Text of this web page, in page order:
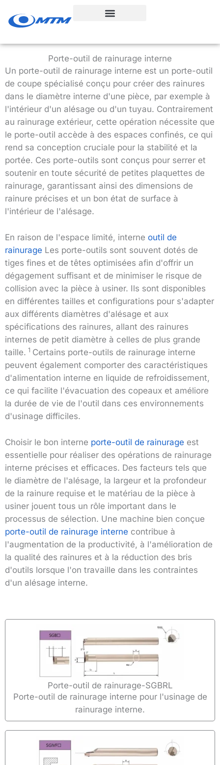
au
Porte-outil de rainurage interne
Un porte-outil de rainurage interne est un porte-outil
de coupe spécialisé conçu pour créer des rainures
dans le diamètre interne d'une pièce, par exemple à
l'intérieur d'un alésage ou d'un tuyau. Contrairement
au rainurage extérieur, cette opération nécessite que
le porte-outil accède à des espaces confinés, ce qui
rend sa conception cruciale pour la stabilité et la
portée. Ces porte-outils sont conçus pour serrer et
soutenir en toute sécurité de petites plaquettes de
rainurage, garantissant ainsi des dimensions de
rainure précises et un bon état de surface à
l'intérieur de l'alésage.
En raison de l'espace limité, interne outil de
rainurage Les porte-outils sont souvent dotés de
tiges fines et de têtes optimisées afin d'offrir un
dégagement suffisant et de minimiser le risque de
collision avec la pièce à usiner. Ils sont disponibles
en différentes tailles et configurations pour s'adapter
aux différents diamètres d'alésage et aux
spécifications des rainures, allant des rainures
internes de petit diamètre à celles de plus grande
taille. 1 Certains porte-outils de rainurage interne
peuvent également comporter des caractéristiques
d'alimentation interne en liquide de refroidissement,
ce qui facilite l'évacuation des copeaux et améliore
la durée de vie de l'outil dans ces environnements
d'usinage difficiles.
Choisir le bon interne porte-outil de rainurage est
essentielle pour réaliser des opérations de rainurage
interne précises et efficaces. Des facteurs tels que
le diamètre de l'alésage, la largeur et la profondeur
de la rainure requise et le matériau de la pièce à
usiner jouent tous un rôle important dans le
processus de sélection. Une machine bien conçue
porte-outil de rainurage interne contribue à
l'augmentation de la productivité, à l'amélioration de
la qualité des rainures et à la réduction des bris
d'outils lorsque l'on travaille dans les contraintes
d'un alésage interne.
Porte-outil de rainurage-SGBRL
Porte-outil de rainurage interne pour l'usinage de
rainurage interne.